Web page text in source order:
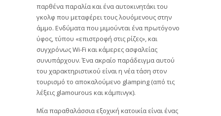
παρθένα παραλία και ένα αυτοκινητάκι του
γκολφ που μεταφέρει τους λουόμενους στην
άμμο. Ενδύματα που μιμούνται ένα πρωτόγονο
ύφος, τύπου «επιστροφή στις ρίζες», και
συγχρόνως Wi-Fi και κάμερες ασφαλείας
συνυπάρχουν. Ένα ακραίο παράδειγμα αυτού
του χαρακτηριστικού είναι η νέα τάση στον
τουρισμό το αποκαλούμενο glamping (από τις
λέξεις glamourous και κάμπινγκ).
Μία παραθαλάσσια εξοχική κατοικία είναι ένας